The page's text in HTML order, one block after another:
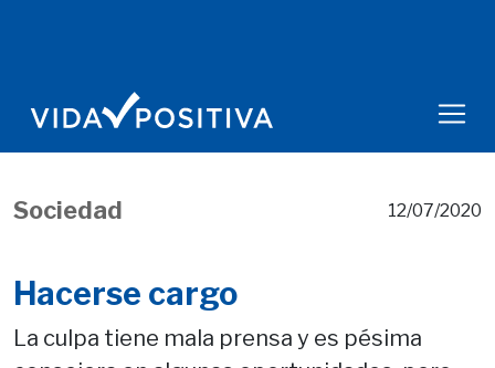
Sociedad 12/07/2020
Hacerse cargo
La culpa tiene mala prensa y es pésima